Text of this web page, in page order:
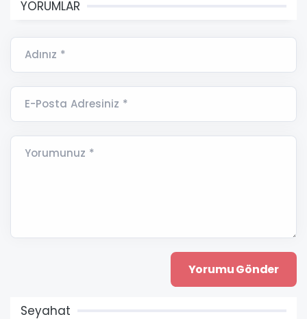
YORUMLAR
Adınız *
E-Posta Adresiniz *
Yorumunuz *
Seyahat